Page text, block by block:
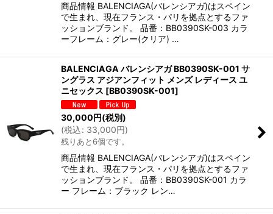
商品情報 BALENCIAGA(バレンシアガ)はスペイン
で生まれ、現在フランス・パリを拠点とするファ
ッションブランド。 品番：BB0390SK-003 カラ
ーフレーム：グレー(クリア) …
BALENCIAGA バレンシアガ BB0390SK-001 サ
ングラス アジアンフィット メンズ レディース ユ
ニセックス [BB0390SK-001]
30,000円(税別)
(税込: 33,000円)
残りあと6個です。
商品情報 BALENCIAGA(バレンシアガ)はスペイン
で生まれ、現在フランス・パリを拠点とするファ
ッションブランド。 品番：BB0390SK-001 カラ
ー フレーム：ブラック レン…